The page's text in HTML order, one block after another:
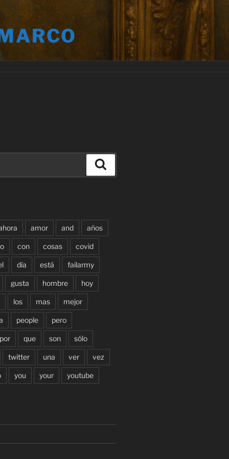
amor and años
con cosas covid
día está failarmy
gusta hombre hoy
los mas mejor
people pero
que son sólo
twitter una ver vez
you your youtube